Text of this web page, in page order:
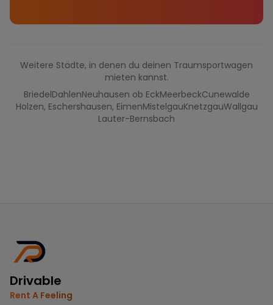
Weitere Städte, in denen du deinen Traumsportwagen
mieten kannst.
BriedelDahlenNeuhausen ob EckMeerbeckCunewalde
Holzen, Eschershausen, EimenMistelgauKnetzgauWallgau
Lauter-Bernsbach
Drivable
Rent A Feeling